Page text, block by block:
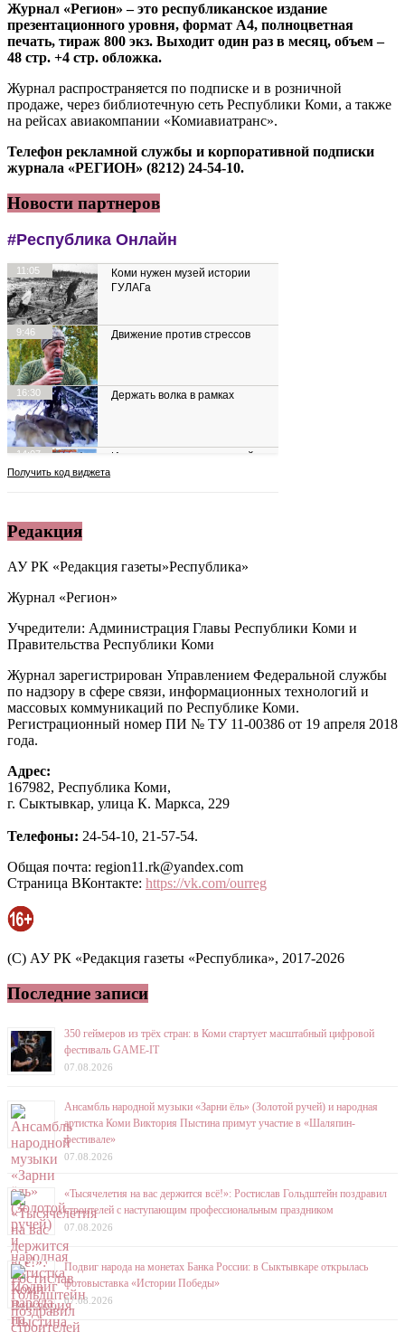
Журнал «Регион» – это республиканское издание
презентационного уровня, формат А4, полноцветная
печать, тираж 800 экз. Выходит один раз в месяц, объем –
48 стр. +4 стр. обложка.
Журнал распространяется по подписке и в розничной
продаже, через библиотечную сеть Республики Коми, а также
на рейсах авиакомпании «Комиавиатранс».
Телефон рекламной службы и корпоративной подписки
журнала «РЕГИОН» (8212) 24-54-10.
Новости партнеров
Редакция
АУ РК «Редакция газеты»Республика»
Журнал «Регион»
Учредители: Администрация Главы Республики Коми и
Правительства Республики Коми
Журнал зарегистрирован Управлением Федеральной службы
по надзору в сфере связи, информационных технологий и
массовых коммуникаций по Республике Коми.
Регистрационный номер ПИ № ТУ 11-00386 от 19 апреля 2018
года.
Адрес:
167982, Республика Коми,
г. Сыктывкар, улица К. Маркса, 229
Телефоны: 24-54-10, 21-57-54.
Общая почта: region11.rk@yandex.com
Страница ВКонтакте: https://vk.com/ourreg
(C) АУ РК «Редакция газеты «Республика», 2017-2026
Последние записи
350 геймеров из трёх стран: в Коми стартует масштабный цифровой
фестиваль GAME-IT
07.08.2026
Ансамбль народной музыки «Зарни ёль» (Золотой ручей) и народная
артистка Коми Виктория Пыстина примут участие в «Шаляпин-
фестивале»
07.08.2026
«Тысячелетия на вас держится всё!»: Ростислав Гольдштейн поздравил
строителей с наступающим профессиональным праздником
07.08.2026
Подвиг народа на монетах Банка России: в Сыктывкаре открылась
фотовыставка «Истории Победы»
07.08.2026